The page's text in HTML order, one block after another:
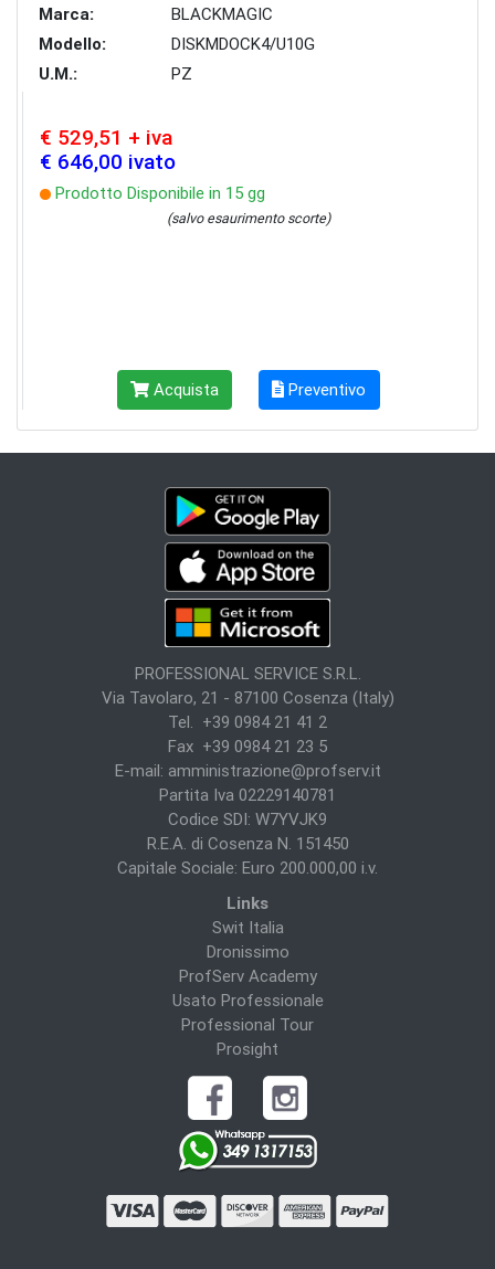
Marca:
BLACKMAGIC
Modello:
DISKMDOCK4/U10G
U.M.:
PZ
€ 529,51 + iva
€ 646,00 ivato
Prodotto Disponibile in 15 gg
(salvo esaurimento scorte)
Acquista Preventivo
PROFESSIONAL SERVICE S.R.L.
Via Tavolaro, 21 - 87100 Cosenza (Italy)
Tel. +39 0984 21 41 2
Fax +39 0984 21 23 5
E-mail: amministrazione@profserv.it
Partita Iva 02229140781
Codice SDI: W7YVJK9
R.E.A. di Cosenza N. 151450
Capitale Sociale: Euro 200.000,00 i.v.
Links
Swit Italia
Dronissimo
ProfServ Academy
Usato Professionale
Professional Tour
Prosight